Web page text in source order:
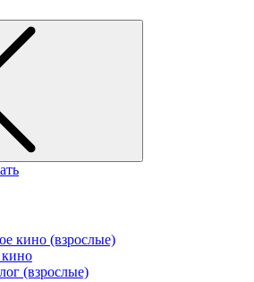
кино (взрослые)
(взрослые)